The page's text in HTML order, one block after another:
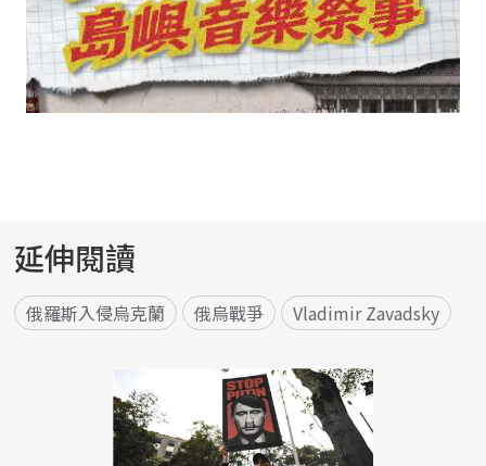
延伸閱讀
俄羅斯入侵烏克蘭 俄烏戰爭 Vladimir Zavadsky